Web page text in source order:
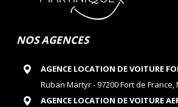
NOS AGENCES
AGENCE LOCATION DE VOITURE
Ruban Martyr - 97200 Fort de
AGENCE LOCATION DE VOITURE